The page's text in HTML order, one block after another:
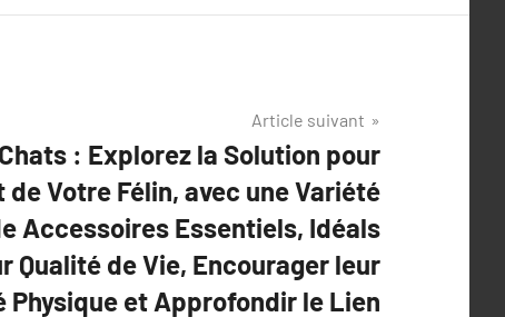
Article suivant
: Explorez la Solution pour
de Votre Félin, avec une Variété
Accessoires Essentiels, Idéals
Qualité de Vie, Encourager leur
Physique et Approfondir le Lien